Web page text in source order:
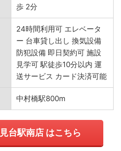
歩 2分
24時間利用可 エレベータ
ー 台車貸し出し 換気設備
防犯設備 即日契約可 施設
見学可 駅徒歩10分以内 運
送サービス カード決済可能
中村橋駅800m
台駅南店 はこちら